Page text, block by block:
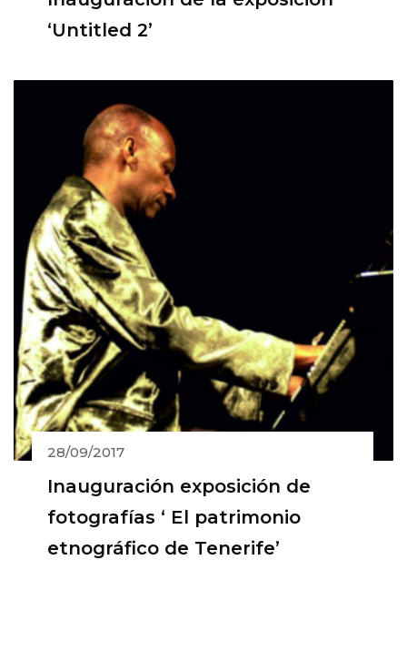
‘Untitled 2’
28/09/2017
Inauguración exposición de
fotografías ‘ El patrimonio
etnográfico de Tenerife’